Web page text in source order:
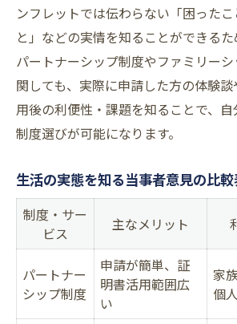
ンフレットでは伝わらない「困った
と」などの実情を知ることができるた
パートナーシップ制度やファミリー
関しても、実際に申請した方の体験
用後の利便性・課題を知ることで、
制度選びが可能になります。
生活の実態を知る当事者意見の比
制度・サー
ビス
主なメリット
パートナー
シップ制度
申請が簡単、証
明書活用範囲広
い
家
個